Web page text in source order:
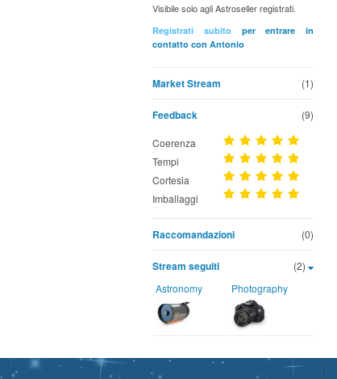
Visibile solo agli Astroseller registrati.
Registrati subitoper entrare in
contatto con Antonio
(1)
Market Stream
Feedback (9)
Coerenza
Tempi
Cortesia
Imballaggi
(0)
Raccomandazioni
(2)
Stream seguiti
Astronomy Photography